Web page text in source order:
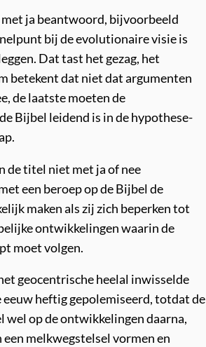
ja beantwoord, bijvoorbeeld
bij de evolutionaire visie is
Dat tast het gezag, het
betekent dat niet dat argumenten
de laatste moeten de
Bijbel leidend is in de hypothese-
de titel niet met ja of nee
een beroep op de Bijbel de
maken als zij zich beperken tot
ontwikkelingen waarin de
moet volgen.
geocentrische heelal inwisselde
eeuw heftig gepolemiseerd, totdat de
wel op de ontwikkelingen daarna,
melkwegstelsel vormen en